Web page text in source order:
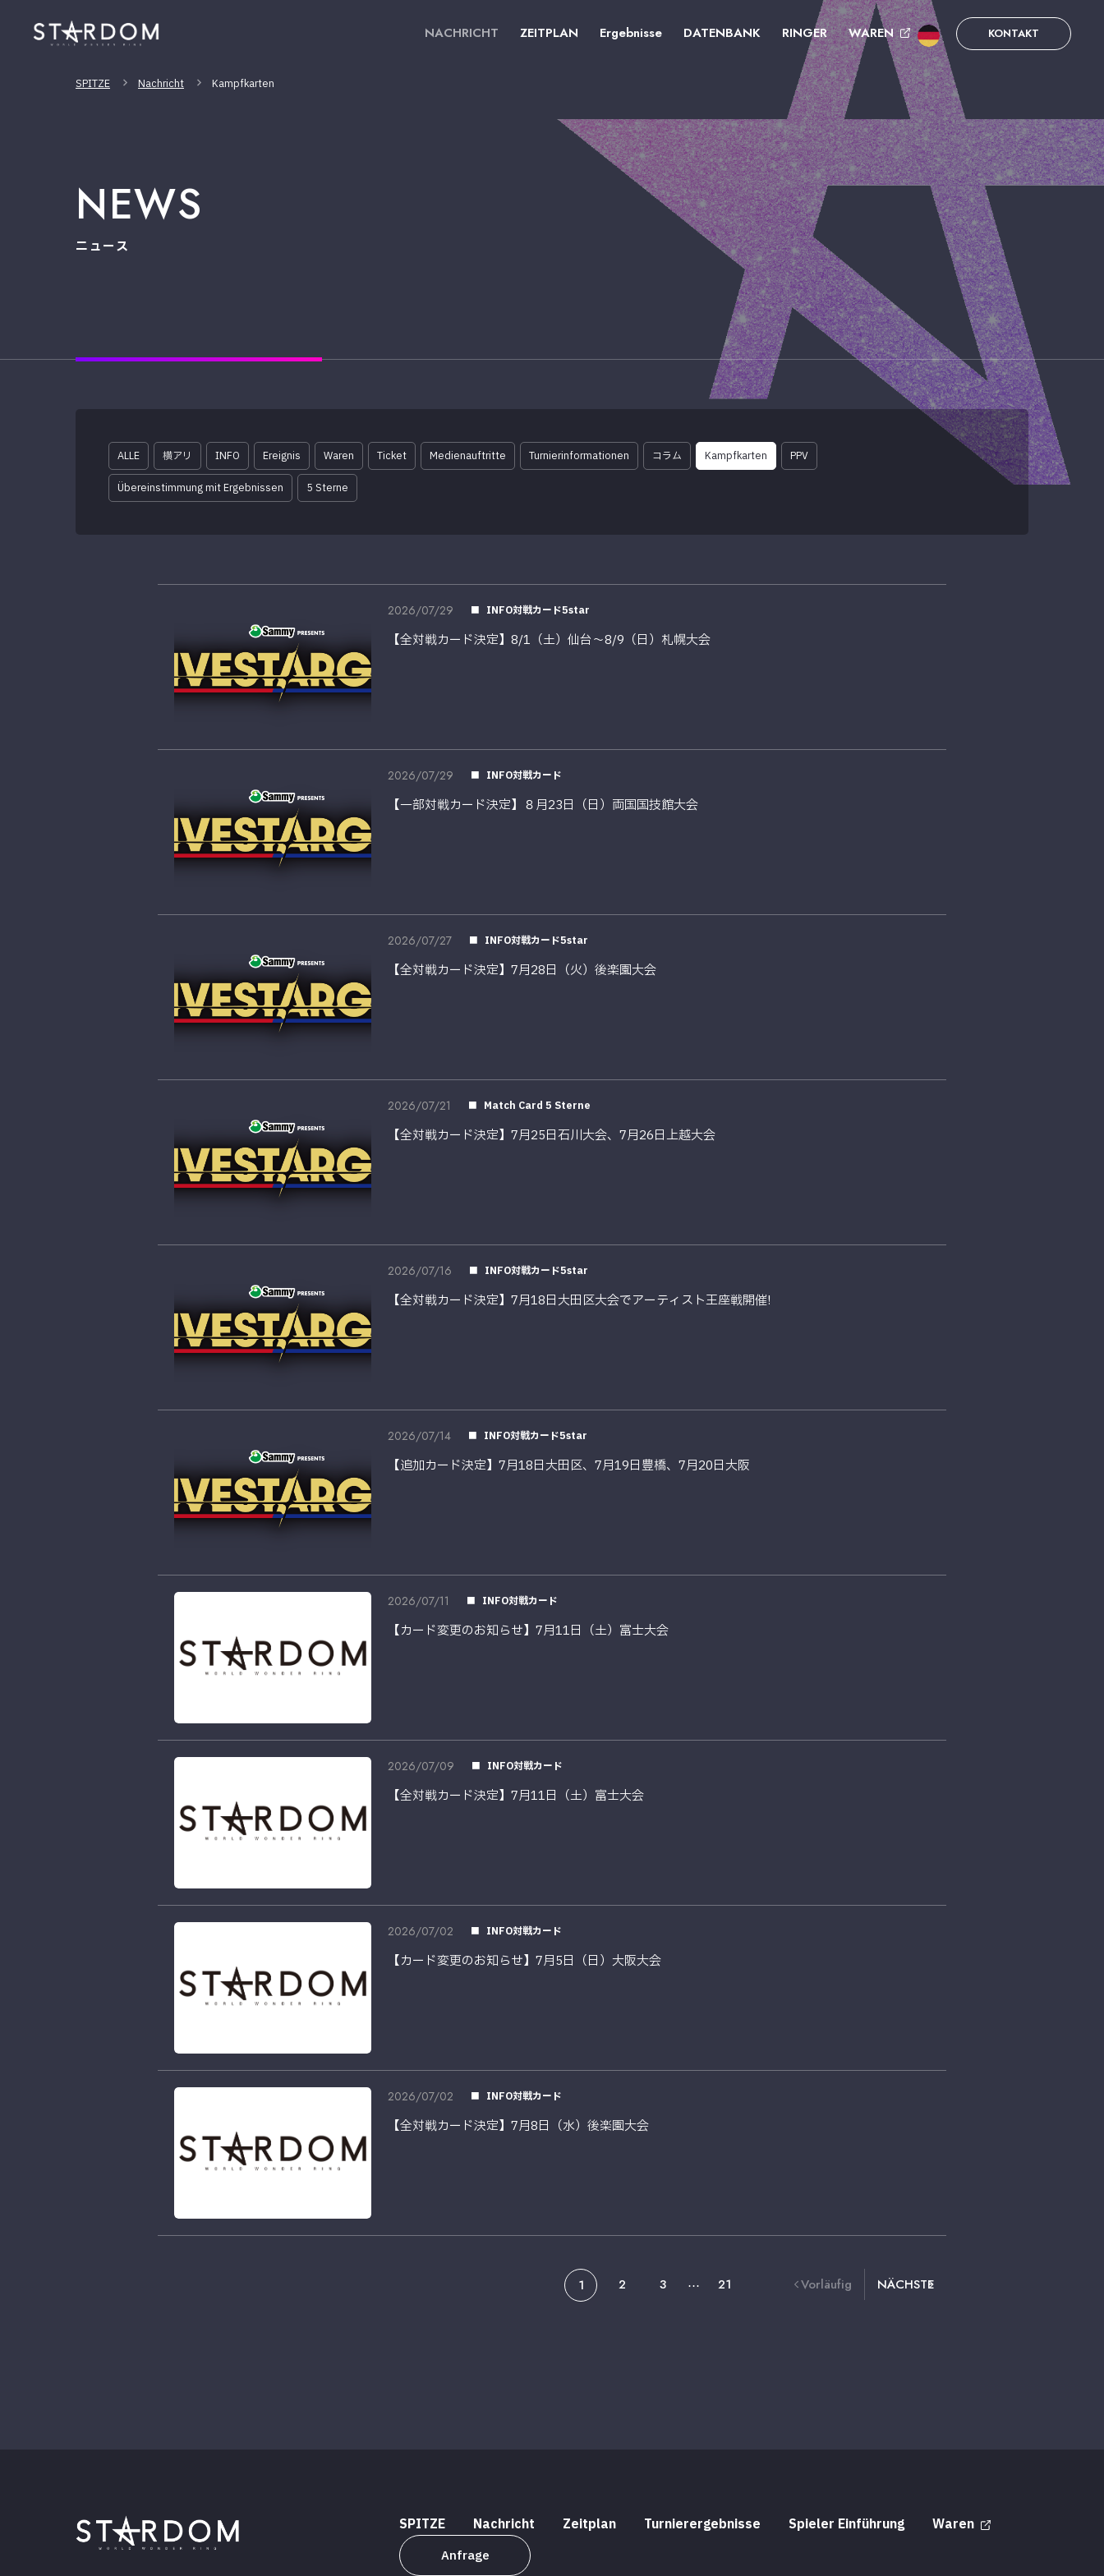
NACHRICHT ZEITPLAN Ergebnisse DATENBANK RINGER WAREN KONTAKT
SPITZE Nachricht Kampfkarten
NEWS
ニュース
ALLE 横アリ INFO Ereignis Waren Ticket Medienauftritte Turnierinformationen コラム Kampfkarten PPV
Übereinstimmung mit Ergebnissen 5 Sterne
2026/07/29 INFO対戦カード5star
【全対戦カード決定】8/1（土）仙台～8/9（日）札幌大会
2026/07/29 INFO対戦カード
【一部対戦カード決定】８月23日（日）両国国技館大会
2026/07/27 INFO対戦カード5star
【全対戦カード決定】7月28日（火）後楽園大会
2026/07/21 Match Card 5 Sterne
【全対戦カード決定】7月25日石川大会、7月26日上越大会
2026/07/16 INFO対戦カード5star
【全対戦カード決定】7月18日大田区大会でアーティスト王座戦開催!
2026/07/14 INFO対戦カード5star
【追加カード決定】7月18日大田区、7月19日豊橋、7月20日大阪
2026/07/11 INFO対戦カード
【カード変更のお知らせ】7月11日（土）富士大会
2026/07/09 INFO対戦カード
【全対戦カード決定】7月11日（土）富士大会
2026/07/02 INFO対戦カード
【カード変更のお知らせ】7月5日（日）大阪大会
2026/07/02 INFO対戦カード
【全対戦カード決定】7月8日（水）後楽園大会
1 2 3 ⋯ 21 Vorläufig NÄCHSTE
SPITZE Nachricht Zeitplan Turnierergebnisse Spieler Einführung Waren
Anfrage